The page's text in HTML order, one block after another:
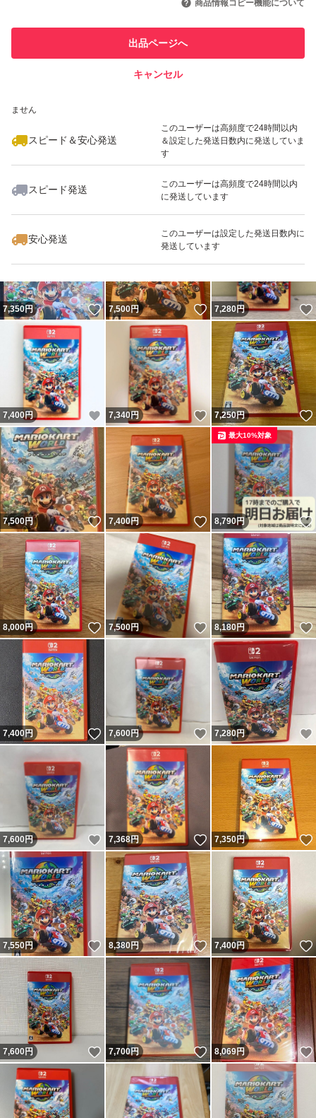
での取引実績があります
ません
スピード＆安心発送
このユーザーは高頻度で24時間以内
＆設定した発送日数内に発送していま
す
スピード発送
このユーザーは高頻度で24時間以内
に発送しています
安心発送
このユーザーは設定した発送日数内に
発送しています
商品情報コピー機能について
出品ページへ
キャンセル
いいね！
7,555
7,350円 いいね！
7,500円 いいね！
7,280円
7,400円 いいね！
7,340円 いいね！
7,250円
7,500円 いいね！
7,400円 いいね！
8,790円
最大10%対象
8,000円 いいね！
7,500円 いいね！
8,180円
7,400円 いいね！
7,600円 いいね！
7,280円
7,600円 いいね！
7,368円 いいね！
7,350円
7,550円 いいね！
8,380円 いいね！
7,400円
7,600円 いいね！
7,700円 いいね！
8,069円